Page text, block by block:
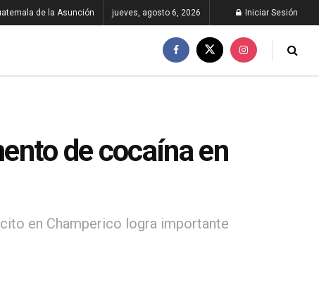
de la Asunción jueves, agosto 6, 2026 Iniciar Sesión
de cocaína en
en Champerico logra importante